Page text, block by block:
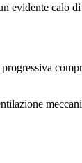
calo